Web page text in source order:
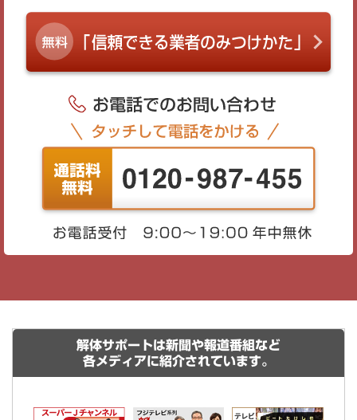
解体サポートは新聞や報道番組など
各メディアに紹介されています。